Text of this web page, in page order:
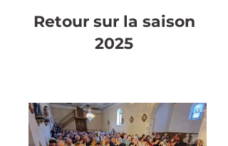
Retour sur la saison
2025